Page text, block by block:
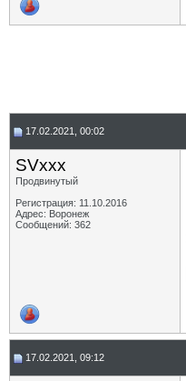
17.02.2021, 00:02
SVxxx
Продвинутый
Регистрация: 11.10.2016
Адрес: Воронеж
Сообщений: 362
17.02.2021, 09:12